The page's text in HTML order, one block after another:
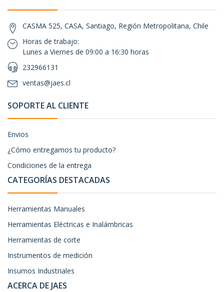
CASMA 525, CASA, Santiago, Región Metropolitana, Chile
Horas de trabajo:
Lunes a Viernes de 09:00 a 16:30 horas
232966131
ventas@jaes.cl
SOPORTE AL CLIENTE
Envios
¿Cómo entregamos tu producto?
Condiciones de la entrega
CATEGORÍAS DESTACADAS
Herramientas Manuales
Herramientas Eléctricas e Inalámbricas
Herramientas de corte
Instrumentos de medición
Insumos Industriales
ACERCA DE JAES